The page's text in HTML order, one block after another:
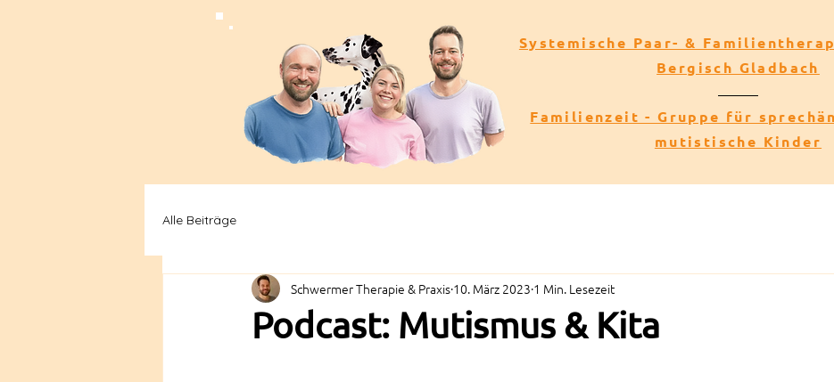
Systemische Paar- &
Bergisch Gladbach
Familienzeit - Gruppe für
mutistische Kinder
Alle Beiträge
Podcast: Mutismus & Kita
Schwermer Therapie & Praxis 10. März 2023 1 Min. Lesezeit